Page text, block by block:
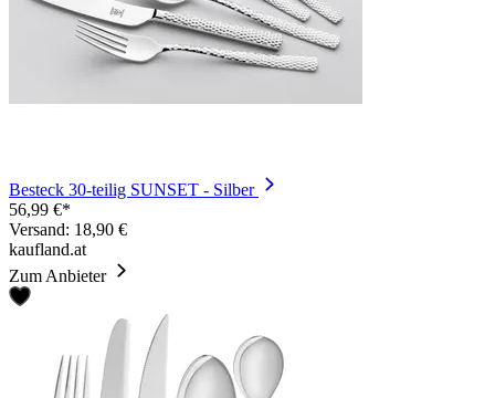
Besteck 30-teilig SUNSET - Silber
56,99 €*
Versand: 18,90 €
kaufland.at
Zum Anbieter